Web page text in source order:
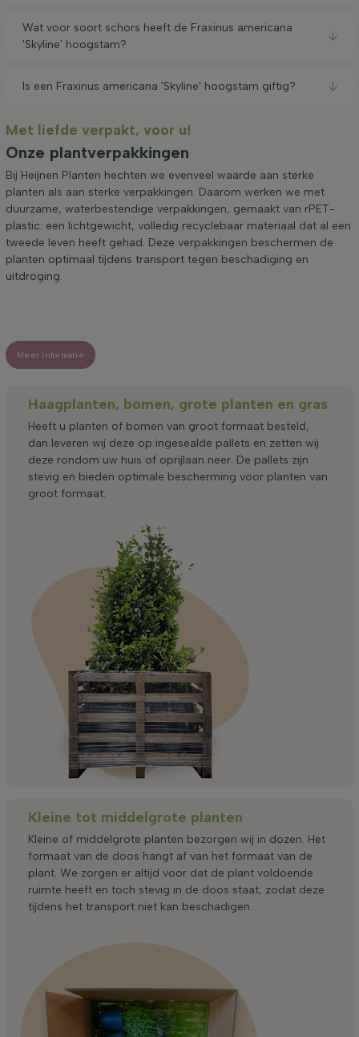
Wat voor soort schors heeft de Fraxinus americana
'Skyline' hoogstam?
Is een Fraxinus americana 'Skyline' hoogstam giftig?
Met liefde verpakt, voor u!
Onze plantverpakkingen
Bij Heijnen Planten hechten we evenveel waarde aan sterke
planten als aan sterke verpakkingen. Daarom werken we met
duurzame, waterbestendige verpakkingen, gemaakt van rPET-
plastic: een lichtgewicht, volledig recyclebaar materiaal dat al een
tweede leven heeft gehad. Deze verpakkingen beschermen de
planten optimaal tijdens transport tegen beschadiging en
uitdroging.
Meer informatie
Haagplanten, bomen, grote planten en gras
Heeft u planten of bomen van groot formaat besteld,
dan leveren wij deze op ingesealde pallets en zetten wij
deze rondom uw huis of oprijlaan neer. De pallets zijn
stevig en bieden optimale bescherming voor planten van
groot formaat.
Kleine tot middelgrote planten
Kleine of middelgrote planten bezorgen wij in dozen. Het
formaat van de doos hangt af van het formaat van de
plant. We zorgen er altijd voor dat de plant voldoende
ruimte heeft en toch stevig in de doos staat, zodat deze
tijdens het transport niet kan beschadigen.